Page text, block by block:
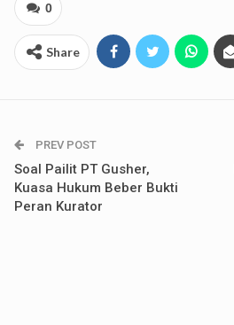
0
Share
PREV POST
Soal Pailit PT Gusher,
Kuasa Hukum Beber Bukti
Peran Kurator